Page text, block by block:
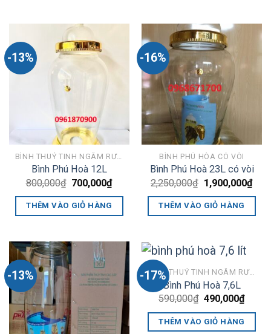
-13%
BÌNH THUỶ TINH NGÂM RƯỢU PHÚ HOÀ
Bình Phú Hoà 12L
800,000₫ Giá
là:
800,000₫.
700,000₫Giá
THÊM VÀO GIỎ HÀNG
-16%
BÌNH PHÚ HÒA CÓ VÒI
Bình Phú Hoà 23L có vòi
2,250,000₫ Giá
gốc
là:
2,250,000₫.
1,900,000₫Giá
hiện
THÊM VÀO GIỎ HÀNG
-13% -17% BÌNH THUỶ TINH NGÂM RƯỢU PHÚ HOÀ
Bình Phú Hoà 7,6L
590,000₫ Giá
là:
590,000₫.
490,000₫Giá
THÊM VÀO GIỎ HÀNG